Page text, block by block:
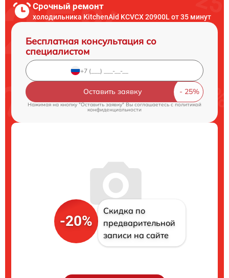
Срочный ремонт
холодильника KitchenAid KCVCX 20900L от 35 минут
Бесплатная консультация со
специалистом
Оставить заявку
Нажимая на кнопку "Оставить заявку" Вы соглашаетесь cполитикой
конфиденциальности
-20%
Скидка по
предварительной
записи на сайте